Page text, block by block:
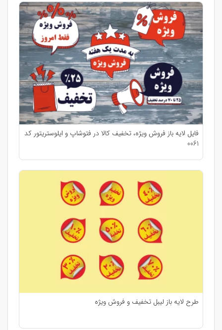
فایل لایه باز فروش ویژه، تخفیف کالا در فتوشاپ و ایلوستریتور کد
0061
طرح لایه باز لیبل تخفیف و فروش ویژه